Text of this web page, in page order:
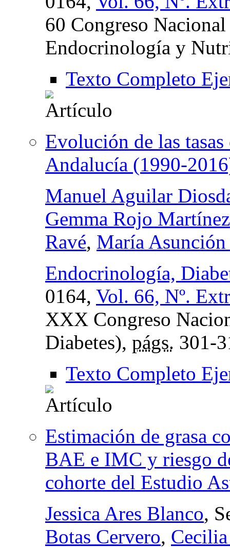
60 Congreso
Endocrinología y
Texto Completo
Evolución de las
Andalucía (1990-
Manuel Aguilar
Gemma Rojo Martínez
Ravé, María
Endocrinología,
0164, Vol. 66, Nº.
XXX Congreso
Diabetes), págs. 301-
Texto Completo
Estimación de grasa
BAE e IMC y riesgo
cohorte del Estudio
Jessica Ares Blanco,
Botas Cervero,